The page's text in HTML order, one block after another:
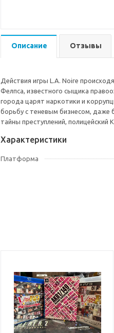
Описание Отзывы
Действия игры L.A. Noire
Фелпса, известного сыщика
города царят наркотики и
борьбу с теневым бизнесом, даже
тайны преступлений,
Характеристики
Платформа